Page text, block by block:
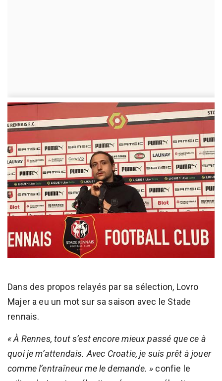
Dans des propos relayés par sa sélection, Lovro
Majer a eu un mot sur sa saison avec le Stade
rennais.
« À Rennes, tout s’est encore mieux passé que ce à
quoi je m’attendais. Avec Croatie, je suis prêt à jouer
comme l’entraîneur me le demande. » confie le